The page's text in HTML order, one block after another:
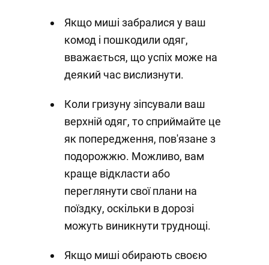
Якщо миші забралися у ваш
комод і пошкодили одяг,
вважається, що успіх може на
деякий час вислизнути.
Коли гризуну зіпсували ваш
верхній одяг, то сприймайте це
як попередження, пов'язане з
подорожжю. Можливо, вам
краще відкласти або
переглянути свої плани на
поїздку, оскільки в дорозі
можуть виникнути труднощі.
Якщо миші обирають своєю